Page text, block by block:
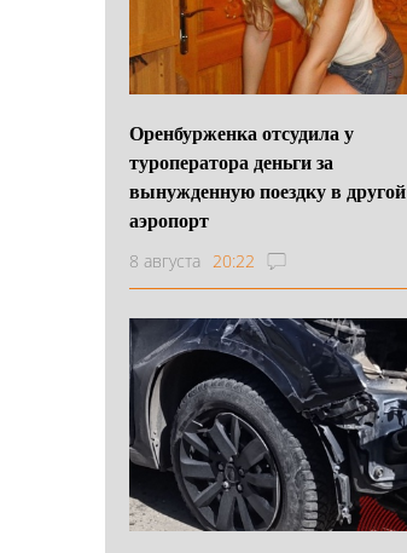
Оренбурженка отсудила у
туроператора деньги за
вынужденную поездку в другой
аэропорт
8 августа 20:22